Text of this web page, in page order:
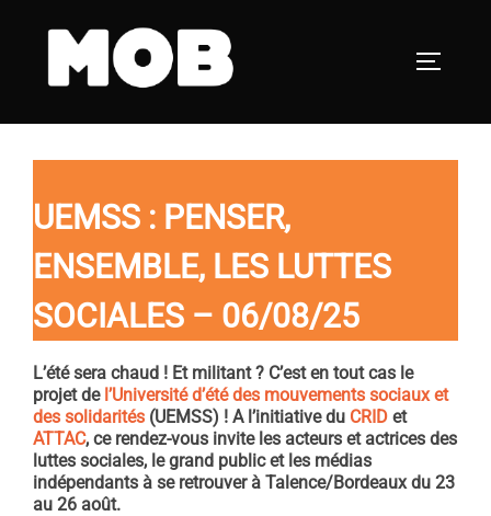
UEMSS : PENSER,
ENSEMBLE, LES LUTTES
SOCIALES – 06/08/25
L’été sera chaud ! Et militant ? C’est en tout cas le
projet del’Université d’été des mouvements sociaux et
des solidarités (UEMSS) ! A l’initiative du CRID et
ATTAC, ce rendez-vous invite les acteurs et actrices des
luttes sociales, le grand public et les médias
indépendants à se retrouver à Talence/Bordeaux du 23
au 26 août.